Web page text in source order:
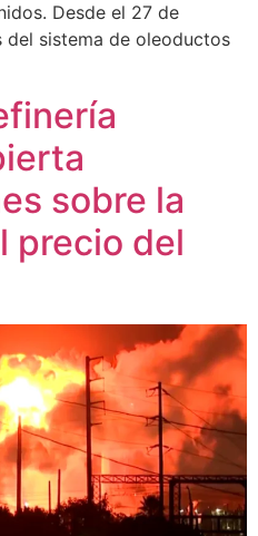
Desde el 27 de
del sistema de oleoductos
sobre la
precio del